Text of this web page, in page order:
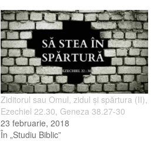
Ziditorul sau Omul, zidul şi spărtura (II),
Ezechiel 22.30, Geneza 38.27-30
23 februarie, 2018
În „Studiu Biblic”